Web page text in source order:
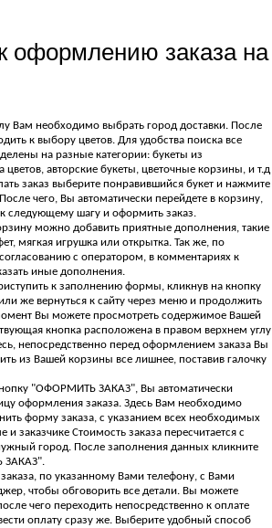
оформлению заказа на
Вам необходимо выбрать город доставки. После
к выбору цветов. Для удобства поиска все
на разные категории: букеты из
цветов, авторские букеты, цветочные корзины, и т.д
заказ выберите понравившийся букет и нажмите
чего, Вы автоматически перейдете в корзину,
следующему шагу и оформить заказ.
можно добавить приятные дополнения, такие
мягкая игрушка или открытка. Так же, по
с оператором, в комментариях к
иные дополнения.
к заполнению формы, кликнув на кнопку
же вернуться к сайту через меню и продолжить
Вы можете просмотреть содержимое Вашей
кнопка расположена в правом верхнем углу
непосредственно перед оформлением заказа Вы
из Вашей корзины все лишнее, поставив галочку
"ОФОРМИТЬ ЗАКАЗ", Вы автоматически
оформления заказа. Здесь Вам необходимо
форму заказа, с указанием всех необходимых
и заказчике Стоимость заказа пересчитается с
город. После заполнения данных кликните
ЗАКАЗ".
по указанному Вами телефону, с Вами
чтобы обговорить все детали. Вы можете
чего переходить непосредственно к оплате
оплату сразу же. Выберите удобный способ